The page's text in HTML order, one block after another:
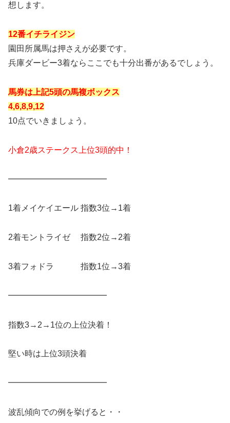
想します。
12番イチライジン
園田所属馬は押さえが必要です。
兵庫ダービー3着ならここでも十分出番があるでしょう。
馬券は上記5頭の馬複ボックス
4,6,8,9,12
10点でいきましょう。
小倉2歳ステークス上位3頭的中！
━━━━━━━━━━━━
1着メイケイエール 指数3位→1着
2着モントライゼ 指数2位→2着
3着フォドラ 指数1位→3着
━━━━━━━━━━━━
指数3→2→1位の上位決着！
堅い時は上位3頭決着
━━━━━━━━━━━━
波乱傾向での例を挙げると・・